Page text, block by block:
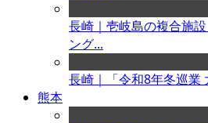
長崎｜壱岐島の複合施
ング...
長崎｜「令和8年冬巡業
熊本